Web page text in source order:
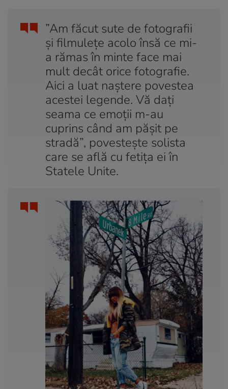
”Am făcut sute de fotografii
și filmulețe acolo însă ce mi-
a rămas în minte face mai
mult decât orice fotografie.
Aici a luat naștere povestea
acestei legende. Vă dați
seama ce emoții m-au
cuprins când am pășit pe
stradă”, povestește solista
care se află cu fetița ei în
Statele Unite.